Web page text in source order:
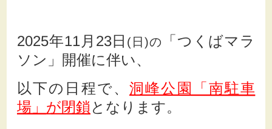
2025年11月23日 (日)の 「つくばマラ
ソン」開催に伴い、
以下の日程で、洞峰公園「南駐車
場」 が閉鎖 となります。